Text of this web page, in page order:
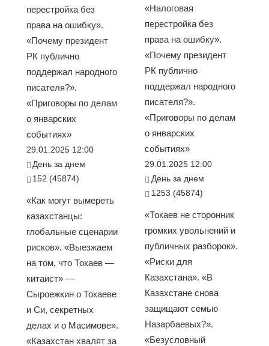
перестройка без
права на ошибку».
«Почему президент
РК публично
поддержал народного
писателя?».
«Приговоры по делам
о январских
событиях»
29.01.2025 12:00
День за днем
152 (45874)
«Как могут вымереть
казахстанцы:
глобальные сценарии
рисков». «Выезжаем
на том, что Токаев —
китаист» —
Сыроежкин о Токаеве
и Си, секретных
делах и о Масимове».
«Казахстан хвалят за
«Налоговая
перестройка без
права на ошибку».
«Почему президент
РК публично
поддержал народного
писателя?».
«Приговоры по делам
о январских
событиях»
29.01.2025 12:00
День за днем
1253 (45874)
«Токаев не сторонник
громких увольнений и
публичных разборок».
«Риски для
Казахстана». «В
Казахстане снова
защищают семью
Назарбаевых?».
«Безусловный